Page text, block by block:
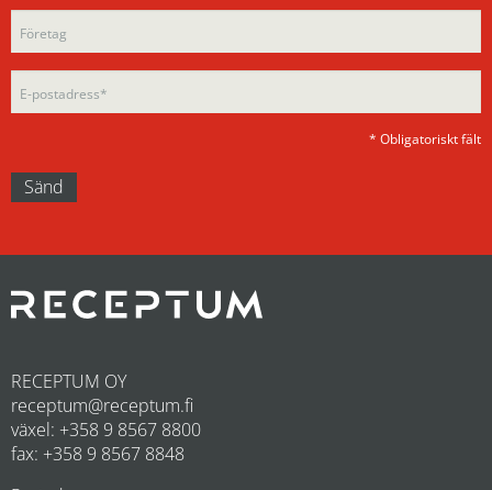
empty.
field
empty.
* Obligatoriskt fält
RECEPTUM OY
receptum@receptum.fi
växel: +358 9 8567 8800
fax: +358 9 8567 8848